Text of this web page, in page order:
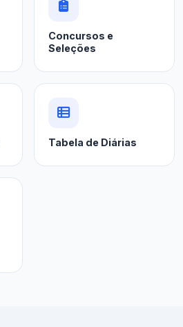
Concursos e
Seleções
Tabela de Diárias